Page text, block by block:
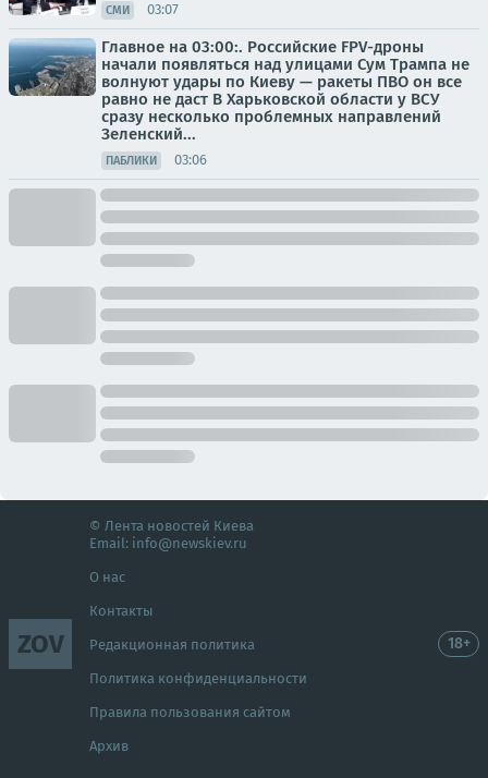
СМИ 03:07
Главное на 03:00:. Российские FPV-дроны
начали появляться над улицами Сум Трампа не
волнуют удары по Киеву — ракеты ПВО он все
равно не даст В Харьковской области у ВСУ
сразу несколько проблемных направлений
Зеленский...
ПАБЛИКИ 03:06
ZOV
© Лента новостей Киева
Email: info@newskiev.ru
О нас
Контакты
Редакционная политика
Политика конфиденциальности
Правила пользования сайтом
Архив
18+